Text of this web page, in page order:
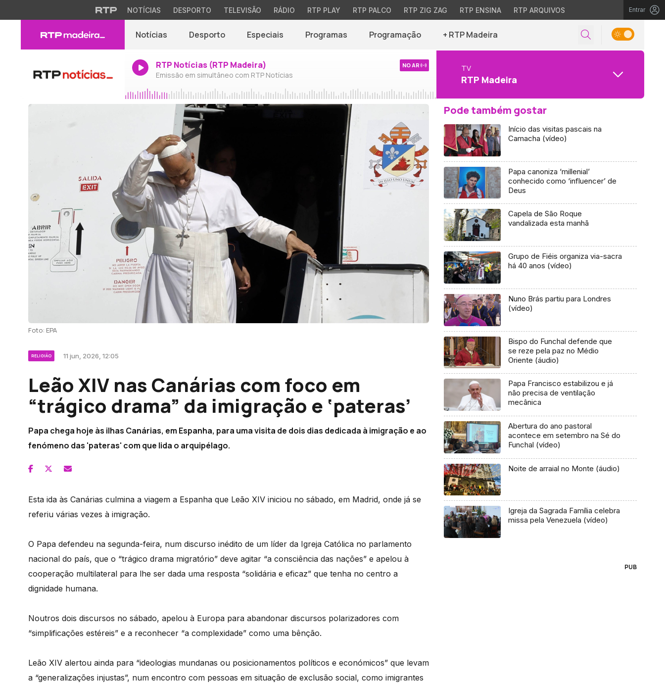
NOTÍCIAS DESPORTO TELEVISÃO RÁDIO RTP PLAY RTP PALCO RTP ZIG ZAG RTP ENSINA RTP ARQUIVOS Entrar
Notícias Desporto Especiais Programas Programação + RTP Madeira
RTP Notícias (RTP Madeira)
Emissão em simultâneo com RTP Notícias
NO AR TV
RTP Madeira
Foto: EPA
RELIGIÃO 11 jun, 2026, 12:05
Leão XIV nas Canárias com foco em
“trágico drama” da imigração e ‘pateras’
Papa chega hoje às ilhas Canárias, em Espanha, para uma visita de dois dias dedicada à imigração e ao
fenómeno das 'pateras' com que lida o arquipélago.
Esta ida às Canárias culmina a viagem a Espanha que Leão XIV iniciou no sábado, em Madrid, onde já se
referiu várias vezes à imigração.
O Papa defendeu na segunda-feira, num discurso inédito de um líder da Igreja Católica no parlamento
nacional do país, que o “trágico drama migratório” deve agitar “a consciência das nações” e apelou à
cooperação multilateral para lhe ser dada uma resposta “solidária e eficaz” que tenha no centro a
dignidade humana.
Noutros dois discursos no sábado, apelou à Europa para abandonar discursos polarizadores com
“simplificações estéreis” e a reconhecer “a complexidade” como uma bênção.
Leão XIV alertou ainda para “ideologias mundanas ou posicionamentos políticos e económicos” que levam
a “generalizações injustas”, num encontro com pessoas em situação de exclusão social, como imigrantes
Pode também gostar
Início das visitas pascais na
Camacha (vídeo)
Papa canoniza ‘millenial’
conhecido como ‘influencer’ de
Deus
Capela de São Roque
vandalizada esta manhã
Grupo de Fiéis organiza via-sacra
há 40 anos (vídeo)
Nuno Brás partiu para Londres
(vídeo)
Bispo do Funchal defende que
se reze pela paz no Médio
Oriente (áudio)
Papa Francisco estabilizou e já
não precisa de ventilação
mecânica
Abertura do ano pastoral
acontece em setembro na Sé do
Funchal (vídeo)
Noite de arraial no Monte (áudio)
Igreja da Sagrada Família celebra
missa pela Venezuela (vídeo)
PUB